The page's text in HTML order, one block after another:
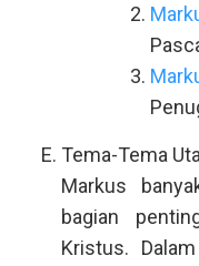
Tema-Tema
Markus
bagian
Kristus.